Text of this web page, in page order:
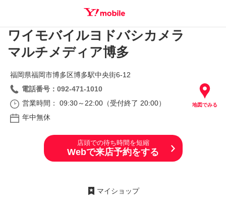
SEARCH
ワイモバイルヨドバシカメラ
マルチメディア博多
地図でみる
福岡県福岡市博多区博多駅中央街6‐12
電話番号：092-471-1010
営業時間： 09:30～22:00（受付終了 20:00）
年中無休
店頭での待ち時間を短縮
Webで来店予約をする
マイショップ